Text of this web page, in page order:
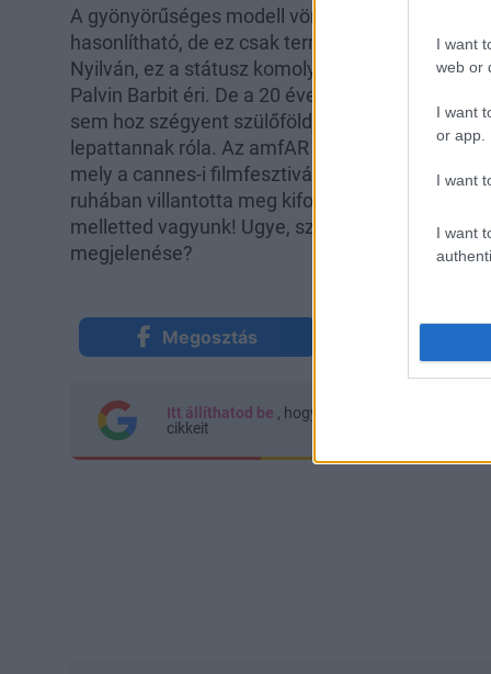
I want
web or
I want
or app.
I want
I want
A gyönyörűséges modell vörös szőnyeges
hasonlítható, de ez csak természetes, hiszenő
Nyilván, ez a státusz komoly felelősséggel is
Palvin Barbit éri. De a 20 éves topmodell ezen a
sem hoz szégyent szülőföldjére, és az
lepattannak róla. Az amfAR gálán is lenyűgöző
mely a cannes-i filmfesztivál egyik fénypontja,
ruhában villantotta meg kifogástalan, formás
melletted vagyunk! Ugye, szerinted is
megjelenése?
Megosztás Küldés
Itt állíthatod be , hogy a Google keresőben
cikkeit